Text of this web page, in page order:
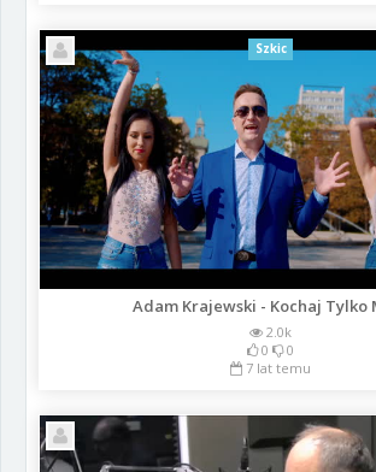
Szkic
Adam Krajewski - Kochaj Tylko
2.0k
0
0
7 lat temu